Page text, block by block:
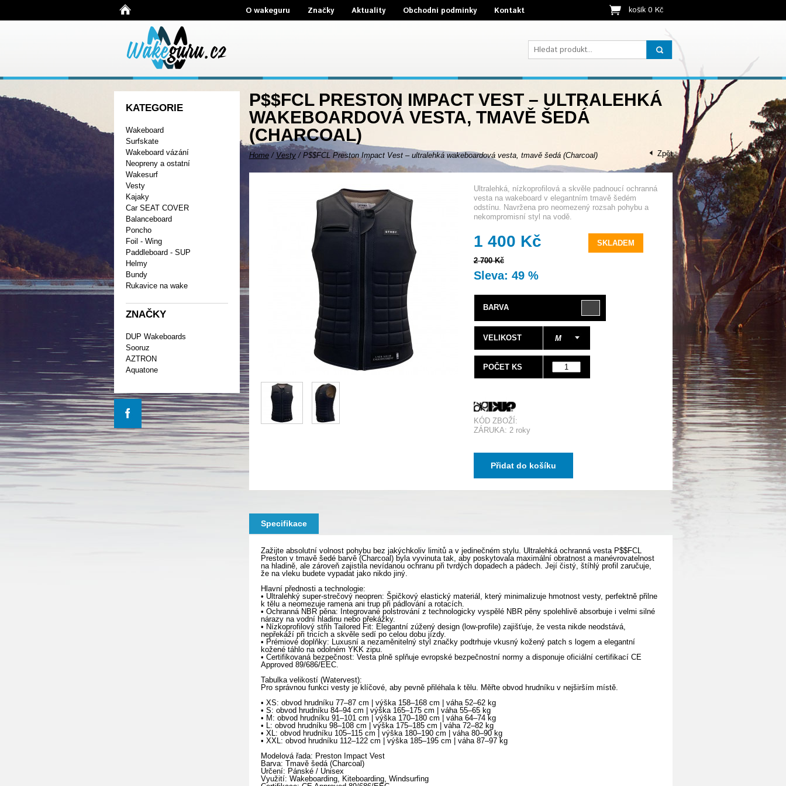
O wakeguru Značky Aktuality Obchodní podmínky Kontakt košík 0 Kč
KATEGORIE
Wakeboard
Surfskate
Wakeboard vázání
Neopreny a ostatní
Wakesurf
Vesty
Kajaky
Car SEAT COVER
Balanceboard
Poncho
Foil - Wing
Paddleboard - SUP
Helmy
Bundy
Rukavice na wake
ZNAČKY
DUP Wakeboards
Sooruz
AZTRON
Aquatone
P$$FCL PRESTON IMPACT VEST – ULTRALEHKÁ
WAKEBOARDOVÁ VESTA, TMAVĚ ŠEDÁ
(CHARCOAL)
Home/ Vesty/ P$$FCL Preston Impact Vest – ultralehká wakeboardová vesta, tmavě šedá (Charcoal) Zpět
Ultralehká, nízkoprofilová a skvěle padnoucí ochranná
vesta na wakeboard v elegantním tmavě šedém
odstínu. Navržena pro neomezený rozsah pohybu a
nekompromisní styl na vodě.
1 400 Kč
2 700 Kč
Sleva: 49 %
SKLADEM
BARVA
VELIKOST M
POČET KS
KÓD ZBOŽÍ:
ZÁRUKA: 2 roky
Přidat do košíku
Specifikace
Zažijte absolutní volnost pohybu bez jakýchkoliv limitů a v jedinečném stylu. Ultralehká ochranná vesta P$$FCL
Preston v tmavě šedé barvě (Charcoal) byla vyvinuta tak, aby poskytovala maximální obratnost a manévrovatelnost
na hladině, ale zároveň zajistila nevídanou ochranu při tvrdých dopadech a pádech. Její čistý, štíhlý profil zaručuje,
že na vleku budete vypadat jako nikdo jiný.
Hlavní přednosti a technologie:
• Ultralehký super-strečový neopren: Špičkový elastický materiál, který minimalizuje hmotnost vesty, perfektně přilne
k tělu a neomezuje ramena ani trup při pádlování a rotacích.
• Ochranná NBR pěna: Integrované polstrování z technologicky vyspělé NBR pěny spolehlivě absorbuje i velmi silné
nárazy na vodní hladinu nebo překážky.
• Nízkoprofilový střih Tailored Fit: Elegantní zúžený design (low-profile) zajišťuje, že vesta nikde neodstává,
nepřekáží při tricích a skvěle sedí po celou dobu jízdy.
• Prémiové doplňky: Luxusní a nezaměnitelný styl značky podtrhuje vkusný kožený patch s logem a elegantní
kožené táhlo na odolném YKK zipu.
• Certifikovaná bezpečnost: Vesta plně splňuje evropské bezpečnostní normy a disponuje oficiální certifikací CE
Approved 89/686/EEC.
Tabulka velikostí (Watervest):
Pro správnou funkci vesty je klíčové, aby pevně přiléhala k tělu. Měřte obvod hrudníku v nejširším místě.
• XS: obvod hrudníku 77–87 cm | výška 158–168 cm | váha 52–62 kg
• S: obvod hrudníku 84–94 cm | výška 165–175 cm | váha 55–65 kg
• M: obvod hrudníku 91–101 cm | výška 170–180 cm | váha 64–74 kg
• L: obvod hrudníku 98–108 cm | výška 175–185 cm | váha 72–82 kg
• XL: obvod hrudníku 105–115 cm | výška 180–190 cm | váha 80–90 kg
• XXL: obvod hrudníku 112–122 cm | výška 185–195 cm | váha 87–97 kg
Modelová řada: Preston Impact Vest
Barva: Tmavě šedá (Charcoal)
Určení: Pánské / Unisex
Využití: Wakeboarding, Kiteboarding, Windsurfing